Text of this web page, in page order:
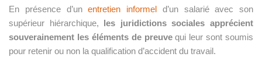
En présence d’unentretien informel d’un salarié avec son
supérieur hiérarchique, les juridictions sociales apprécient
souverainement les éléments de preuvequi leur sont soumis
pour retenir ou non la qualification d’accident du travail.
53 43